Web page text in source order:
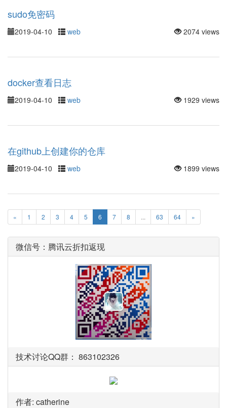
sudo免密码
2019-04-10 web 2074 views
docker查看日志
2019-04-10 web 1929 views
在github上创建你的仓库
2019-04-10 web 1899 views
« 1 2 3 4 5 6 7 8 ... 63 64 »
微信号：腾讯云折扣返现
技术讨论QQ群： 863102326
作者: catherine